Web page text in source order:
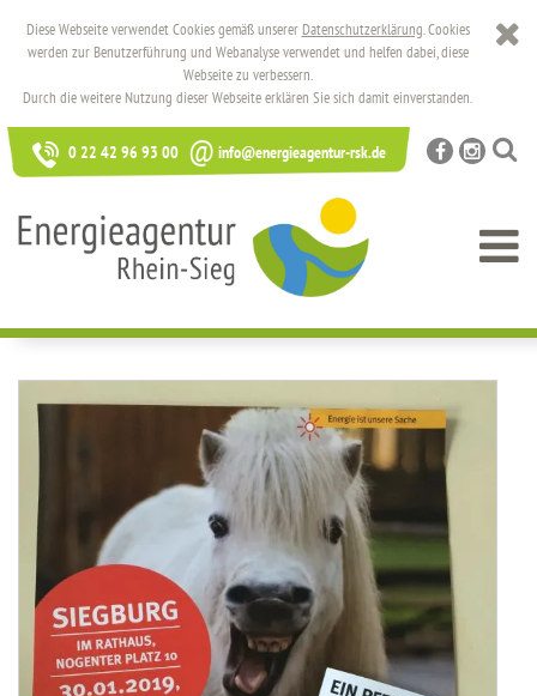
0 22 42 96 93 00 @ info@energieagentur-rsk.de
Diese Webseite verwendet Cookies gemäß unserer Datenschutzerklärung. Cookies
werden zur Benutzerführung und Webanalyse verwendet und helfen dabei, diese
Webseite zu verbessern.
Durch die weitere Nutzung dieser Webseite erklären Sie sich damit einverstanden.